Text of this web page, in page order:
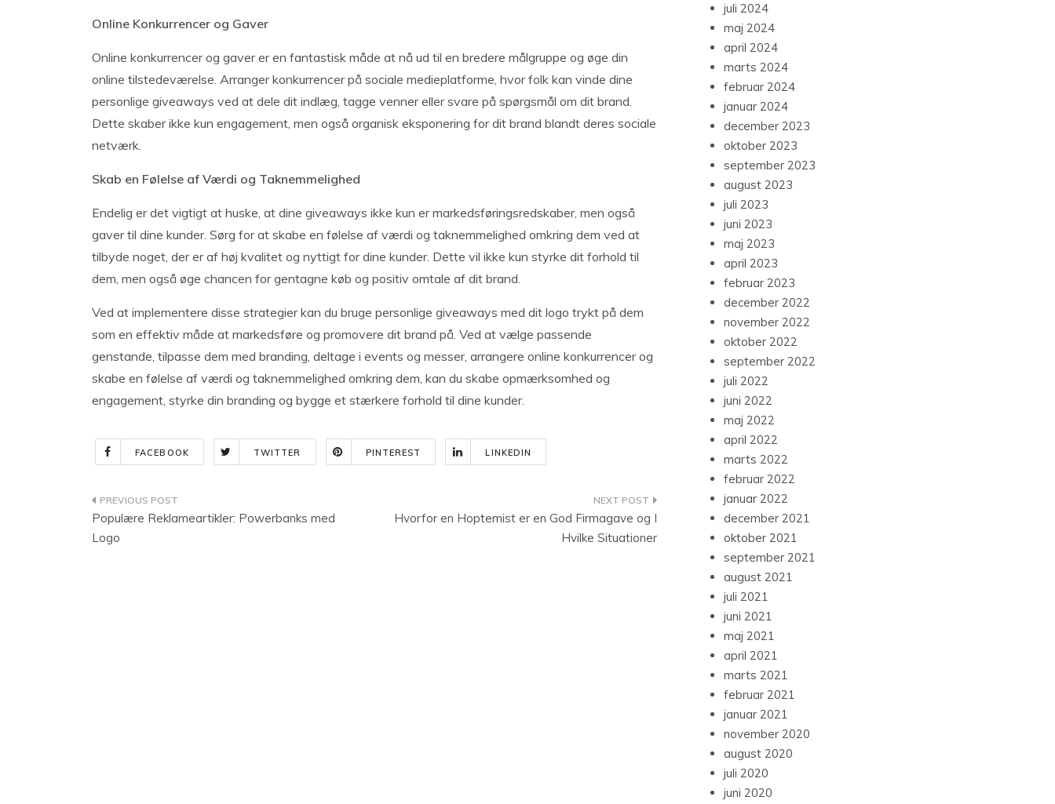
Online Konkurrencer og Gaver
Online konkurrencer og gaver er en fantastisk måde at nå ud til en bredere målgruppe og øge din
online tilstedeværelse. Arranger konkurrencer på sociale medieplatforme, hvor folk kan vinde dine
personlige giveaways ved at dele dit indlæg, tagge venner eller svare på spørgsmål om dit brand.
Dette skaber ikke kun engagement, men også organisk eksponering for dit brand blandt deres sociale
netværk.
Skab en Følelse af Værdi og Taknemmelighed
Endelig er det vigtigt at huske, at dine giveaways ikke kun er markedsføringsredskaber, men også
gaver til dine kunder. Sørg for at skabe en følelse af værdi og taknemmelighed omkring dem ved at
tilbyde noget, der er af høj kvalitet og nyttigt for dine kunder. Dette vil ikke kun styrke dit forhold til
dem, men også øge chancen for gentagne køb og positiv omtale af dit brand.
Ved at implementere disse strategier kan du bruge personlige giveaways med dit logo trykt på dem
som en effektiv måde at markedsføre og promovere dit brand på. Ved at vælge passende
genstande, tilpasse dem med branding, deltage i events og messer, arrangere online konkurrencer og
skabe en følelse af værdi og taknemmelighed omkring dem, kan du skabe opmærksomhed og
engagement, styrke din branding og bygge et stærkere forhold til dine kunder.
FACEBOOK TWITTER PINTEREST LINKEDIN
Indlægsnavigation
Populære Reklameartikler: Powerbanks med
Logo
Hvorfor en Hoptemist er en God Firmagave og I
Hvilke Situationer
juli 2024
maj 2024
april 2024
marts 2024
februar 2024
januar 2024
december 2023
oktober 2023
september 2023
august 2023
juli 2023
juni 2023
maj 2023
april 2023
februar 2023
december 2022
november 2022
oktober 2022
september 2022
juli 2022
juni 2022
maj 2022
april 2022
marts 2022
februar 2022
januar 2022
december 2021
oktober 2021
september 2021
august 2021
juli 2021
juni 2021
maj 2021
april 2021
marts 2021
februar 2021
januar 2021
november 2020
august 2020
juli 2020
juni 2020